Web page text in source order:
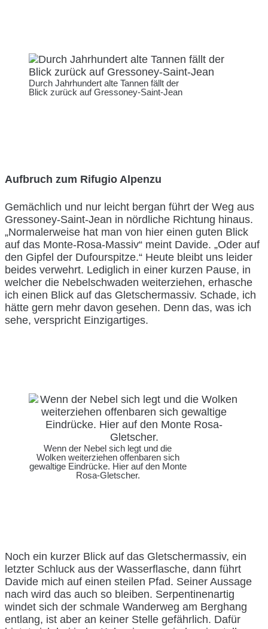
Durch Jahrhundert alte Tannen fällt der
Blick zurück auf Gressoney-Saint-Jean
Aufbruch zum Rifugio Alpenzu
Gemächlich und nur leicht bergan führt der Weg aus
Gressoney-Saint-Jean in nördliche Richtung hinaus.
„Normalerweise hat man von hier einen guten Blick
auf das Monte-Rosa-Massiv“ meint Davide. „Oder auf
den Gipfel der Dufourspitze.“ Heute bleibt uns leider
beides verwehrt. Lediglich in einer kurzen Pause, in
welcher die Nebelschwaden weiterziehen, erhasche
ich einen Blick auf das Gletschermassiv. Schade, ich
hätte gern mehr davon gesehen. Denn das, was ich
sehe, verspricht Einzigartiges.
Wenn der Nebel sich legt und die
Wolken weiterziehen offenbaren sich
gewaltige Eindrücke. Hier auf den Monte
Rosa-Gletscher.
Noch ein kurzer Blick auf das Gletschermassiv, ein
letzter Schluck aus der Wasserflasche, dann führt
Davide mich auf einen steilen Pfad. Seiner Aussage
nach wird das auch so bleiben. Serpentinenartig
windet sich der schmale Wanderweg am Berghang
entlang, ist aber an keiner Stelle gefährlich. Dafür